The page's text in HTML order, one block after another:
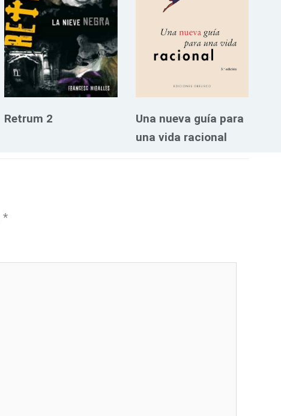
Retrum 2
Una nueva guía para
una vida racional
*